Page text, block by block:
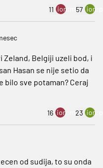
11 ion:minus
57
Zeland, Belgiji uzeli bod, i
Hasan se nije setio da
bilo sve potaman? Ceraj
16 ion:minus
23
od sudija, to su onda